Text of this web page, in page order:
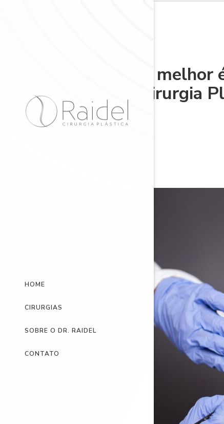
HOME
CIRURGIAS
SOBRE O DR. RAIDEL
CONTATO
A
Cirurgia